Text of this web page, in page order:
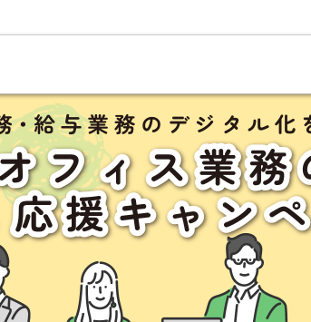
月無料体験から
・給与
与 hyper / 給与
事管理 hyper /
ペーパレス・デジタル化を推進するための
加サービスです。
証憑電子保管「PCA Hub eDOC」
経費精算電子化「PCA Hub 経費精算」
人事労務電子化「PCA Hub HR Suite」